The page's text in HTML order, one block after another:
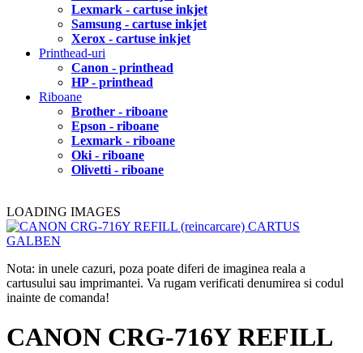
Lexmark - cartuse inkjet
Samsung - cartuse inkjet
Xerox - cartuse inkjet
Printhead-uri
Canon - printhead
HP - printhead
Riboane
Brother - riboane
Epson - riboane
Lexmark - riboane
Oki - riboane
Olivetti - riboane
LOADING IMAGES
Nota: in unele cazuri, poza poate diferi de imaginea reala a
cartusului sau imprimantei. Va rugam verificati denumirea si codul
inainte de comanda!
CANON CRG-716Y REFILL